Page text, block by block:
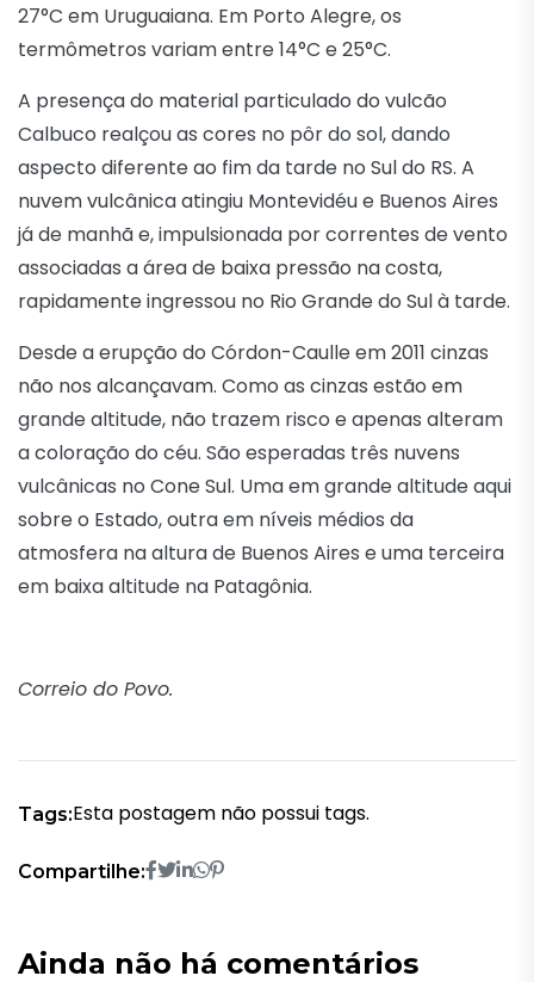
27°C em Uruguaiana. Em Porto Alegre, os
termômetros variam entre 14°C e 25°C.
A presença do material particulado do vulcão
Calbuco realçou as cores no pôr do sol, dando
aspecto diferente ao fim da tarde no Sul do RS. A
nuvem vulcânica atingiu Montevidéu e Buenos Aires
já de manhã e, impulsionada por correntes de vento
associadas a área de baixa pressão na costa,
rapidamente ingressou no Rio Grande do Sul à tarde.
Desde a erupção do Córdon-Caulle em 2011 cinzas
não nos alcançavam. Como as cinzas estão em
grande altitude, não trazem risco e apenas alteram
a coloração do céu. São esperadas três nuvens
vulcânicas no Cone Sul. Uma em grande altitude aqui
sobre o Estado, outra em níveis médios da
atmosfera na altura de Buenos Aires e uma terceira
em baixa altitude na Patagônia.
Correio do Povo.
Tags:Esta postagem não possui tags.
Compartilhe:
Ainda não há comentários